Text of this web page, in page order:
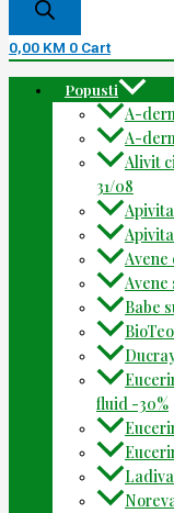
0,00 KM 0 Cart
Popusti
A-
A-
Alivit
31/08
Avene
Avene
Babe
fluid -30%